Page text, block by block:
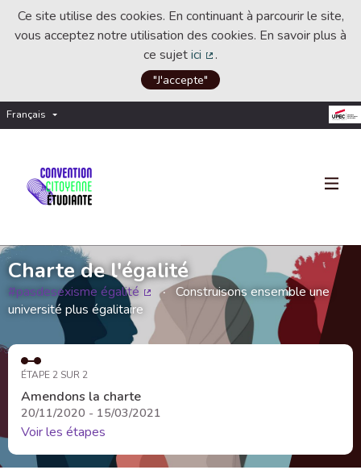
Ce site utilise des cookies. En continuant à parcourir le site,
vous acceptez notre utilisation des cookies. En savoir plus à
ce sujetici
(Lien externe)
.
"J'accepte"
Français Choisir la langue
Charte de l'égalité
#pasdesexisme égalité
(Lien externe)
Construisons ensemble une
université plus égalitaire
ÉTAPE 2 SUR 2
Amendons la charte
20/11/2020 - 15/03/2021
Voir les étapes